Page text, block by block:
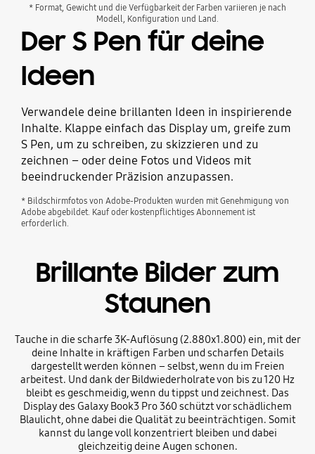
* Format, Gewicht und die Verfügbarkeit der Farben variieren je nach
Modell, Konfiguration und Land.
Der S Pen für deine
Ideen
Verwandele deine brillanten Ideen in inspirierende
Inhalte. Klappe einfach das Display um, greife zum
S Pen, um zu schreiben, zu skizzieren und zu
zeichnen – oder deine Fotos und Videos mit
beeindruckender Präzision anzupassen.
* Bildschirmfotos von Adobe-Produkten wurden mit Genehmigung von
Adobe abgebildet. Kauf oder kostenpflichtiges Abonnement ist
erforderlich.
Brillante Bilder zum
Staunen
Tauche in die scharfe 3K-Auflösung (2.880x1.800) ein, mit der
deine Inhalte in kräftigen Farben und scharfen Details
dargestellt werden können – selbst, wenn du im Freien
arbeitest. Und dank der Bildwiederholrate von bis zu 120 Hz
bleibt es geschmeidig, wenn du tippst und zeichnest. Das
Display des Galaxy Book3 Pro 360 schützt vor schädlichem
Blaulicht, ohne dabei die Qualität zu beeinträchtigen. Somit
kannst du lange voll konzentriert bleiben und dabei
gleichzeitig deine Augen schonen.